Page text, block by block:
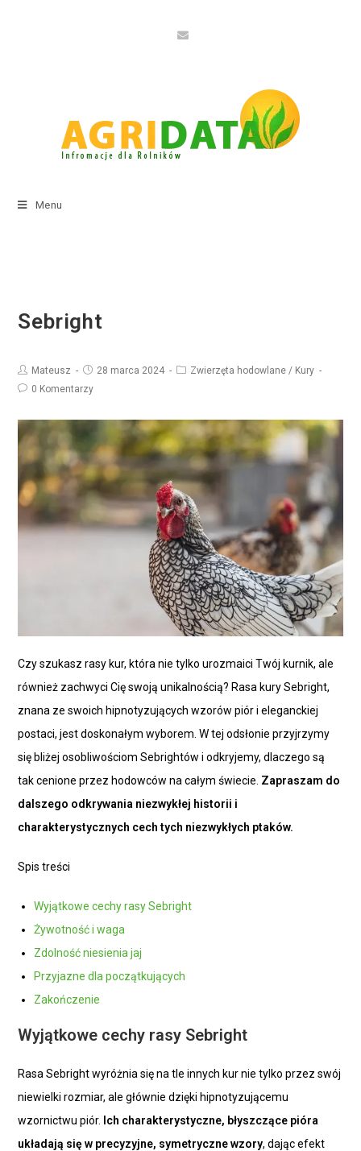
Menu
Sebright
Mateusz 28 marca 2024 Zwierzęta hodowlane / Kury
0 Komentarzy
Czy szukasz rasy kur, która nie tylko urozmaici Twój kurnik, ale
również zachwyci Cię swoją unikalnością? Rasa kury Sebright,
znana ze swoich hipnotyzujących wzorów piór i eleganckiej
postaci, jest doskonałym wyborem. W tej odsłonie przyjrzymy
się bliżej osobliwościom Sebrightów i odkryjemy, dlaczego są
tak cenione przez hodowców na całym świecie. Zapraszam do
dalszego odkrywania niezwykłej historii i
charakterystycznych cech tych niezwykłych ptaków.
Spis treści
Wyjątkowe cechy rasy Sebright
Żywotność i waga
Zdolność niesienia jaj
Przyjazne dla początkujących
Zakończenie
Wyjątkowe cechy rasy Sebright
Rasa Sebright wyróżnia się na tle innych kur nie tylko przez swój
niewielki rozmiar, ale głównie dzięki hipnotyzującemu
wzornictwu piór.
Ich charakterystyczne, błyszczące pióra
układają się w precyzyjne, symetryczne wzory, dając efekt